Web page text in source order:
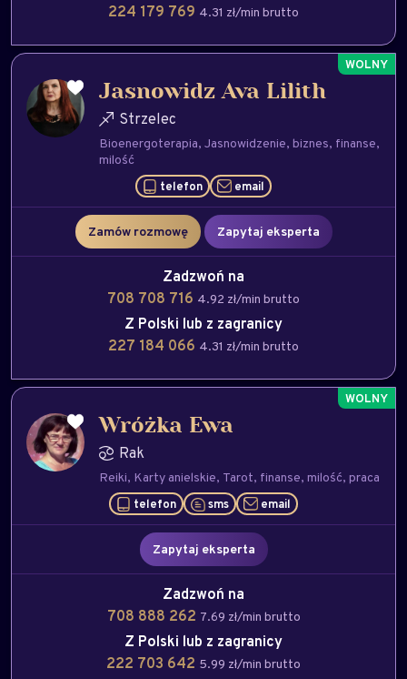
224 179 769 4.31 zł/min brutto
Jasnowidz Ava Lilith
Strzelec
Bioenergoterapia Jasnowidzenie biznes finanse
milość
telefon email
Zamów rozmowę Zapytaj eksperta
Zadzwoń na
708 708 716 4.92 zł/min brutto
Z Polski lub z zagranicy
227 184 066 4.31 zł/min brutto
Wróżka Ewa
Rak
Reiki Karty anielskie Tarot finanse milość praca
telefon sms email
Zapytaj eksperta
Zadzwoń na
708 888 262 7.69 zł/min brutto
Z Polski lub z zagranicy
222 703 642 5.99 zł/min brutto